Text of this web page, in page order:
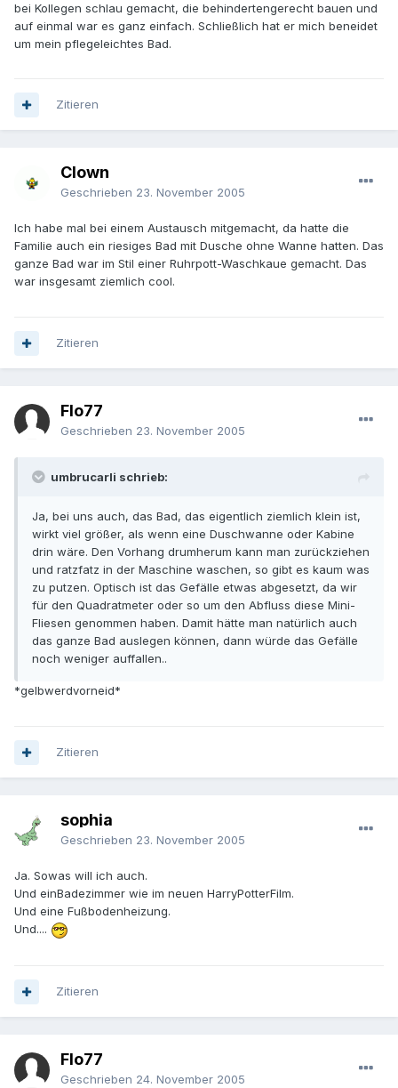
bei Kollegen schlau gemacht, die behindertengerecht bauen und
auf einmal war es ganz einfach. Schließlich hat er mich beneidet
um mein pflegeleichtes Bad.
Zitieren
Clown
Geschrieben 23. November 2005
Ich habe mal bei einem Austausch mitgemacht, da hatte die
Familie auch ein riesiges Bad mit Dusche ohne Wanne hatten. Das
ganze Bad war im Stil einer Ruhrpott-Waschkaue gemacht. Das
war insgesamt ziemlich cool.
Zitieren
Flo77
Geschrieben 23. November 2005
umbrucarli schrieb:
Ja, bei uns auch, das Bad, das eigentlich ziemlich klein ist,
wirkt viel größer, als wenn eine Duschwanne oder Kabine
drin wäre. Den Vorhang drumherum kann man zurückziehen
und ratzfatz in der Maschine waschen, so gibt es kaum was
zu putzen. Optisch ist das Gefälle etwas abgesetzt, da wir
für den Quadratmeter oder so um den Abfluss diese Mini-
Fliesen genommen haben. Damit hätte man natürlich auch
das ganze Bad auslegen können, dann würde das Gefälle
noch weniger auffallen..
*gelbwerdvorneid*
Zitieren
sophia
Geschrieben 23. November 2005
Ja. Sowas will ich auch.
Und einBadezimmer wie im neuen HarryPotterFilm.
Und eine Fußbodenheizung.
Und....
Zitieren
Flo77
Geschrieben 24. November 2005